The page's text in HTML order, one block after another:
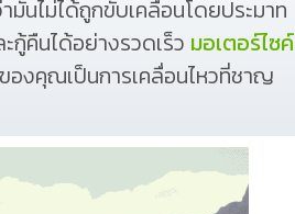
นไม่ได้ถูกขับเคลื่อนโดยประมาท
คืนได้อย่างรวดเร็ว มอเตอร์ไซค์
งคุณเป็นการเคลื่อนไหวที่ชาญ